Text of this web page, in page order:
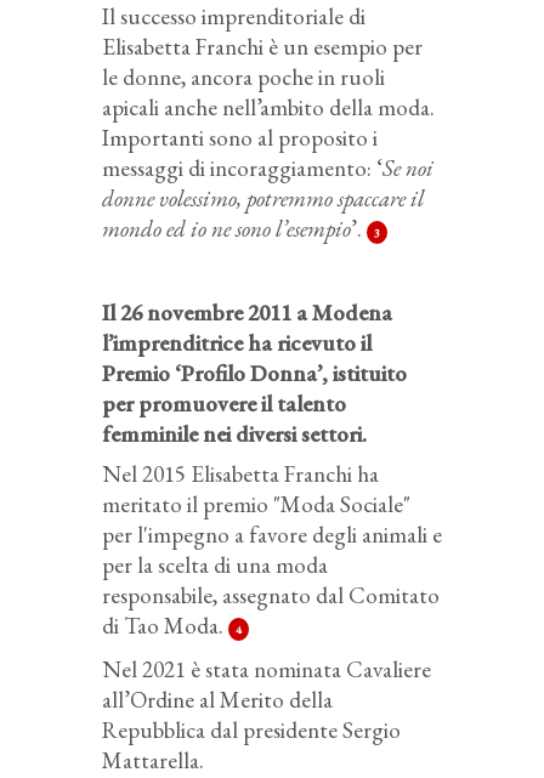
Il successo imprenditoriale di
Elisabetta Franchi è un esempio per
le donne, ancora poche in ruoli
apicali anche nell’ambito della moda.
Importanti sono al proposito i
messaggi di incoraggiamento: ‘Se noi
donne volessimo, potremmo spaccare il
mondo ed io ne sono l’esempio’. 3
Il 26 novembre 2011 a Modena
l’imprenditrice ha ricevuto il
Premio ‘Profilo Donna’, istituito
per promuovere il talento
femminile nei diversi settori.
Nel 2015 Elisabetta Franchi ha
meritato il premio "Moda Sociale"
per l'impegno a favore degli animali e
per la scelta di una moda
responsabile, assegnato dal Comitato
di Tao Moda.
4
Nel 2021 è stata nominata Cavaliere
all’Ordine al Merito della
Repubblica dal presidente Sergio
Mattarella.